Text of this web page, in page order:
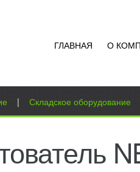
ГЛАВНАЯ О
| Складское оборудование